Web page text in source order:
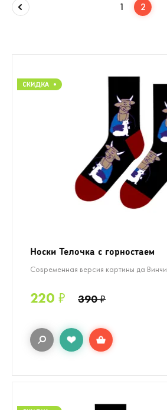
1 2
Носки Телочка с горностаем
Современная версия картины да Винчи
220 ₽ 390₽